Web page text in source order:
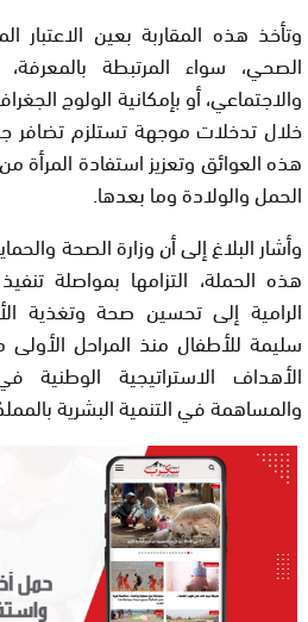
وتأخذ هذه المقاربة بعين
الصحي، سواء المرتبطة
والاجتماعي، أو بإمكانية الولوج
خلال تدخلات موجهة تستلزم تضافر
هذه العوائق وتعزيز استفادة المرأة
الحمل والولادة وما بعدها.
وأشار البلاغ إلى أن وزارة الصحة
هذه الحملة، التزامها بمواصلة
الرامية إلى تحسين صحة وتغذية
سليمة للأطفال منذ المراحل
الأهداف الاستراتيجية
والمساهمة في التنمية البشرية